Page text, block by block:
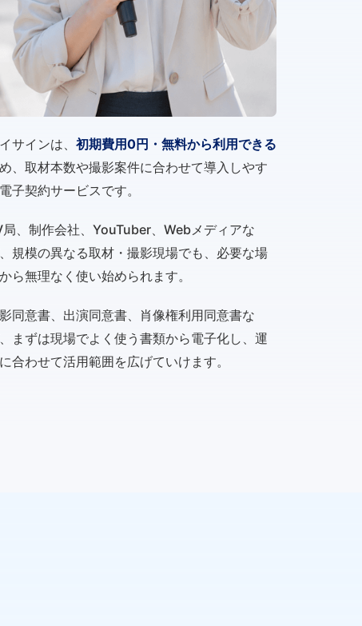
サインは、 初期費用0円・無料から利用できる
、取材本数や撮影案件に合わせて導入しやす
子契約サービスです。
局、制作会社、YouTuber、Webメディアな
規模の異なる取材・撮影現場でも、必要な場
ら無理なく使い始められます。
同意書、出演同意書、肖像権利用同意書な
まずは現場でよく使う書類から電子化し、運
合わせて活用範囲を広げていけます。